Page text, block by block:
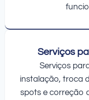
Serviços
Serviços
instalação, troca
spots e correção